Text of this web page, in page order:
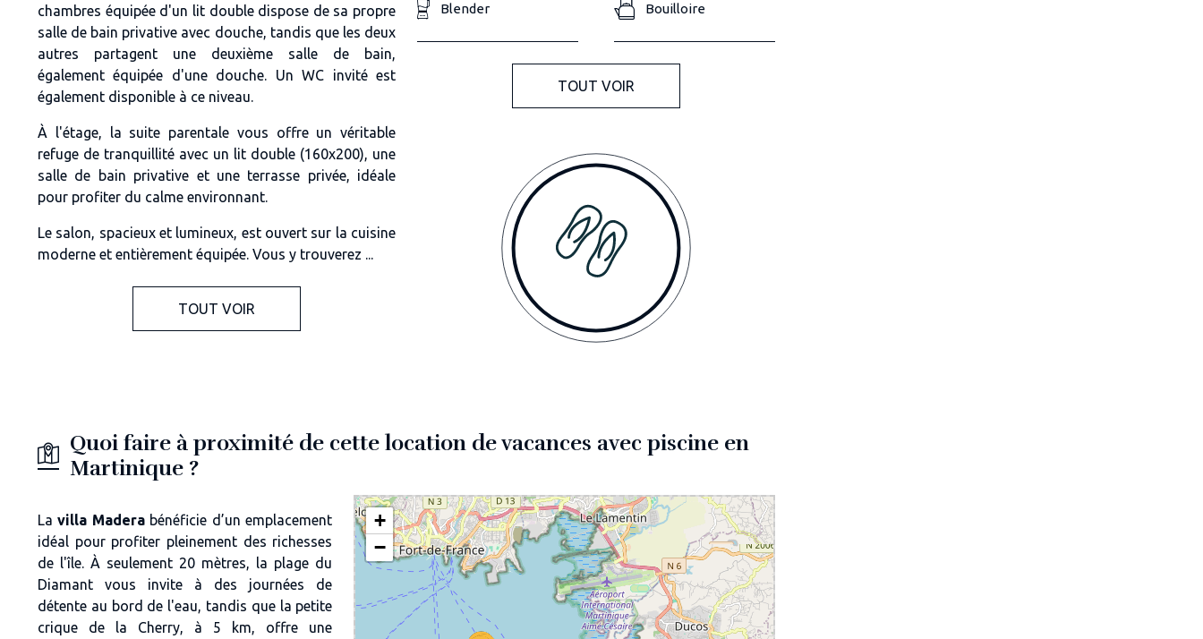
chambres équipée d'un lit double dispose de sa propre
salle de bain privative avec douche, tandis que les deux
autres partagent une deuxième salle de bain,
également équipée d'une douche. Un WC invité est
également disponible à ce niveau.
À l'étage, la suite parentale vous offre un véritable
refuge de tranquillité avec un lit double (160x200), une
salle de bain privative et une terrasse privée, idéale
pour profiter du calme environnant.
Le salon, spacieux et lumineux, est ouvert sur la cuisine
moderne et entièrement équipée. Vous y trouverez ...
TOUT VOIR
Blender Bouilloire
TOUT VOIR
Quoi faire à proximité de cette location de vacances avec piscine en
Martinique ?
Lavilla Maderabénéficie d’un emplacement
idéal pour profiter pleinement des richesses
de l'île. À seulement 20 mètres, la plage du
Diamant vous invite à des journées de
détente au bord de l'eau, tandis que la petite
crique de la Cherry, à 5 km, offre une
+
−